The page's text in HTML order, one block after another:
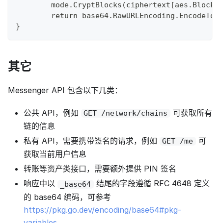
return
}
其它
Messenger API 包含以下几类：
公共 API，例如 GET /network/chains
可获取所有
链的信息
私有 API，需要携带签名的请求，例如
GET /me
可
获取当前用户信息
转账等资产类接口，需要额外提供 PIN 签名
响应中以
_base64
结尾的字段遵循 RFC 4648 定义
的 base64 编码，可参考
https://pkg.go.dev/encoding/base64#pkg-